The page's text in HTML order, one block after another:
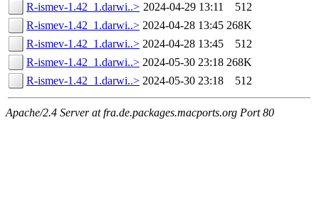
R-ismev-1.42_1.darwi..> 2024-04-29 13:11
512
R-ismev-1.42_1.darwi..> 2024-04-28 13:45 268K
R-ismev-1.42_1.darwi..> 2024-04-28 13:45
512
R-ismev-1.42_1.darwi..> 2024-05-30 23:18 268K
R-ismev-1.42_1.darwi..> 2024-05-30 23:18 512
Apache/2.4 Server at fra.de.packages.macports.org Port 80